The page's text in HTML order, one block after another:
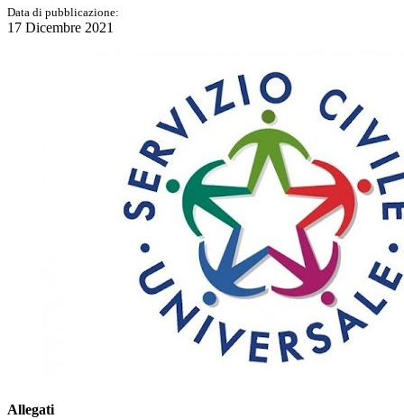
Data di pubblicazione:
17 Dicembre 2021
Allegati